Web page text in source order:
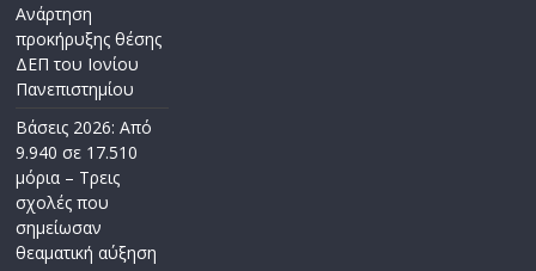
Ανάρτηση
προκήρυξης θέσης
ΔΕΠ του Ιονίου
Πανεπιστημίου
Βάσεις 2026: Από
9.940 σε 17.510
μόρια – Τρεις
σχολές που
σημείωσαν
θεαματική αύξηση